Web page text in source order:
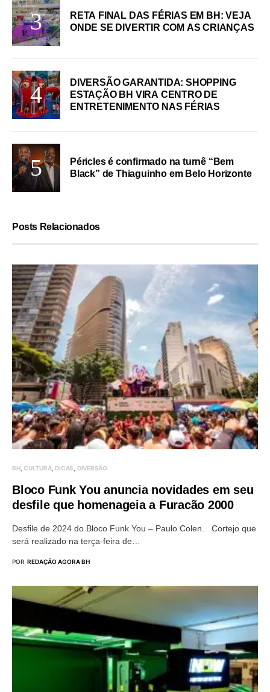
RETA FINAL DAS FÉRIAS EM BH: VEJA
ONDE SE DIVERTIR COM AS CRIANÇAS
DIVERSÃO GARANTIDA: SHOPPING
ESTAÇÃO BH VIRA CENTRO DE
ENTRETENIMENTO NAS FÉRIAS
Péricles é confirmado na turnê “Bem
Black” de Thiaguinho em Belo Horizonte
Posts Relacionados
BH CULTURA DICAS DIVERSÃO
Bloco Funk You anuncia novidades em seu
desfile que homenageia a Furacão 2000
Desfile de 2024 do Bloco Funk You – Paulo Colen. Cortejo que
será realizado na terça-feira de…
POR REDAÇÃO AGORA BH